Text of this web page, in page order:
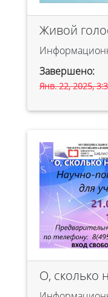
Живой
Завершено:
Янв. 22, 2025,
О, сколько